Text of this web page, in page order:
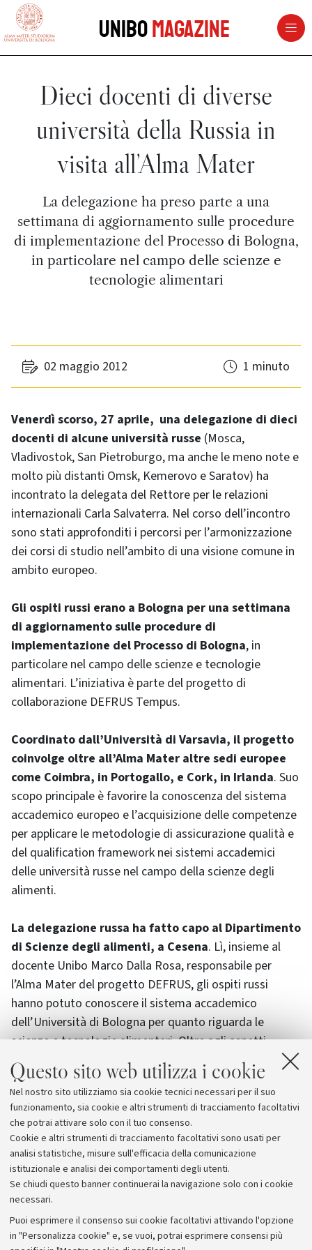
Questo sito web utilizza i cookie
Nel nostro sito utilizziamo sia cookie tecnici necessari per il suo
funzionamento, sia cookie e altri strumenti di tracciamento facoltativi
che potrai attivare solo con il tuo consenso.
Cookie e altri strumenti di tracciamento facoltativi sono usati per
analisi statistiche, misure sull'efficacia della comunicazione
istituzionale e analisi dei comportamenti degli utenti.
Se chiudi questo banner continuerai la navigazione solo con i cookie
necessari.
Puoi esprimere il consenso sui cookie facoltativi attivando l'opzione
in "Personalizza cookie" e, se vuoi, potrai esprimere consensi più
vai al contenuto della pagina
UniboMagazine
Dieci docenti di diverse
università della Russia in
visita all’Alma Mater
La delegazione ha preso parte a una
settimana di aggiornamento sulle procedure
di implementazione del Processo di Bologna,
in particolare nel campo delle scienze e
tecnologie alimentari
02 maggio 2012 1 minuto
Venerdì scorso, 27 aprile, una delegazione di dieci
docenti di alcune università russe (Mosca,
Vladivostok, San Pietroburgo, ma anche le meno note e
molto più distanti Omsk, Kemerovo e Saratov) ha
incontrato la delegata del Rettore per le relazioni
internazionali Carla Salvaterra. Nel corso dell’incontro
sono stati approfonditi i percorsi per l’armonizzazione
dei corsi di studio nell’ambito di una visione comune in
ambito europeo.
Gli ospiti russi erano a Bologna per una settimana
di aggiornamento sulle procedure di
implementazione del Processo di Bologna, in
particolare nel campo delle scienze e tecnologie
alimentari. L’iniziativa è parte del progetto di
collaborazione DEFRUS Tempus.
Coordinato dall’Università di Varsavia, il progetto
coinvolge oltre all’Alma Mater altre sedi europee
come Coimbra, in Portogallo, e Cork, in Irlanda. Suo
scopo principale è favorire la conoscenza del sistema
accademico europeo e l’acquisizione delle competenze
per applicare le metodologie di assicurazione qualità e
del qualification framework nei sistemi accademici
delle università russe nel campo della scienze degli
alimenti.
La delegazione russa ha fatto capo al Dipartimento
di Scienze degli alimenti, a Cesena. Lì, insieme al
docente Unibo Marco Dalla Rosa, responsabile per
l’Alma Mater del progetto DEFRUS, gli ospiti russi
hanno potuto conoscere il sistema accademico
dell’Università di Bologna per quanto riguarda le
scienze e tecnologie alimentari. Oltre agli aspetti
didattici, sono state illustrate le attività di ricerca:
dopo un incontro con il prorettore Dario Braga, la
delegazione ha fatto visita ai laboratori del campus di
Scienze degli alimenti e a quelli del corso di studio in
Acquacoltura a Cesenatico.
Archivio
Comunicati stampa